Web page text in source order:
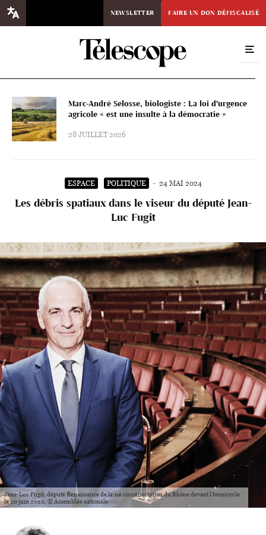
NEWSLETTER FAIRE UN DON DÉFISCALISÉ
Marc-André Selosse, biologiste : La loi d’urgence
agricole « est une insulte à la démocratie »
28 JUILLET 2026
ESPACE POLITIQUE · 24 MAI 2024
Les débris spatiaux dans le viseur du député Jean-
Luc Fugit
Jean-Luc Fugit, député Renaissance de la 11e circonscription du Rhône devant l'hémicycle
le 20 juin 2022. © Assemblée nationale